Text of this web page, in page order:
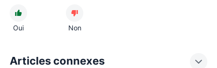
Oui Non
Articles connexes